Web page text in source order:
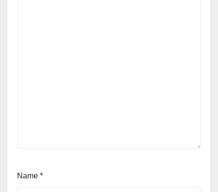
Name *